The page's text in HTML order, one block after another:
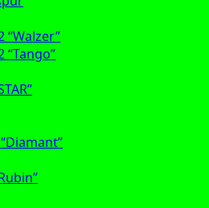
“Walzer”
“Tango”